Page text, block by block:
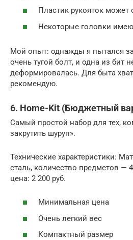
Пластик рукояток может
Некоторые головки
Мой опыт: однажды я пытался
очень тугой болт, и одна из бит
деформировалась. Для быта
рекомендую.
6. Home-Kit (Бюджетный
Самый простой набор для тех,
закрутить шуруп».
Технические характеристики:
сталь, количество предметов —
цена: 2 200 руб.
Минимальная цена
Очень легкий вес
Компактный размер